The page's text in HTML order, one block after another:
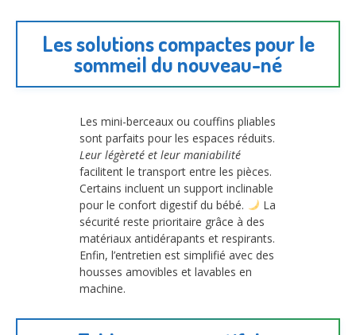
Les solutions compactes pour le
sommeil du nouveau-né
Les mini-berceaux ou couffins pliables
sont parfaits pour les espaces réduits.
Leur légèreté et leur maniabilité
facilitent le transport entre les pièces.
Certains incluent un support inclinable
pour le confort digestif du bébé.
La
sécurité reste prioritaire grâce à des
matériaux antidérapants et respirants.
Enfin, l’entretien est simplifié avec des
housses amovibles et lavables en
machine.